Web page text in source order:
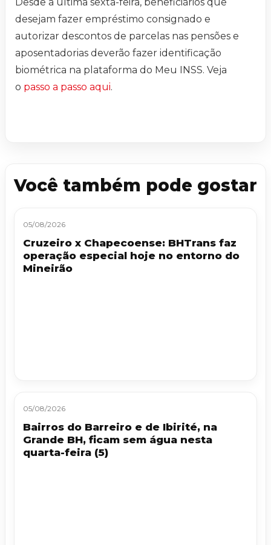
desejam fazer empréstimo consignado e
autorizar descontos de parcelas nas pensões e
aposentadorias deverão fazer identificação
biométrica na plataforma do Meu INSS. Veja
o passo a passo aqui.
Você também pode gostar
05/08/2026
Cruzeiro x Chapecoense: BHTrans faz
operação especial hoje no entorno do
Mineirão
05/08/2026
Bairros do Barreiro e de Ibirité, na
Grande BH, ficam sem água nesta
quarta-feira (5)